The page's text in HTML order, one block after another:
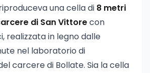
una cella di 8 metri
di San Vittorecon
realizzata in legno dalle
nel laboratorio di
carcere di Bollate. Sia la cella